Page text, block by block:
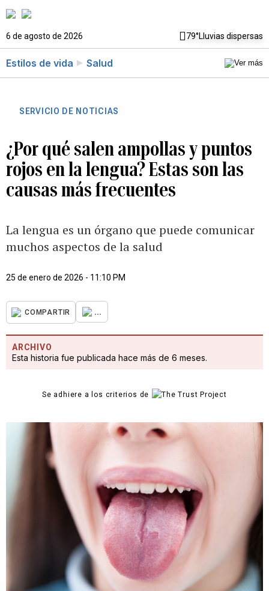
6 de agosto de 2026 79°Lluvias dispersas
Estilos de vida Salud
SERVICIO DE NOTICIAS
¿Por qué salen ampollas y puntos
rojos en la lengua? Estas son las
causas más frecuentes
La lengua es un órgano que puede comunicar
muchos aspectos de la salud
25 de enero de 2026 - 11:10 PM
COMPARTIR ...
ARCHIVO
Esta historia fue publicada hace más de 6 meses.
Se adhiere a los criterios de